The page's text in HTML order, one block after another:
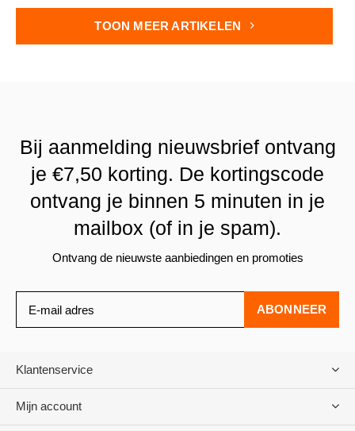
TOON MEER ARTIKELEN
Bij aanmelding nieuwsbrief ontvang
je €7,50 korting. De kortingscode
ontvang je binnen 5 minuten in je
mailbox (of in je spam).
Ontvang de nieuwste aanbiedingen en promoties
ABONNEER
Klantenservice
Mijn account